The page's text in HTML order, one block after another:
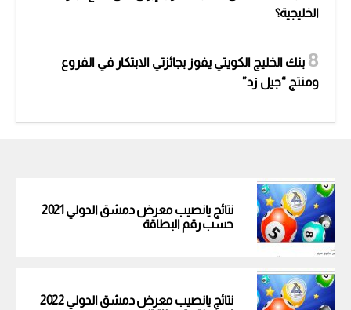
الخليجية؟
بنك الخليج الكويتي يفوز بجائزتي الابتكار في الفروع
ومنتج “جيل زد”
نتائج يانصيب معرض دمشق الدولي 2021
حسب رقم البطاقة
نتائج يانصيب معرض دمشق الدولي 2022